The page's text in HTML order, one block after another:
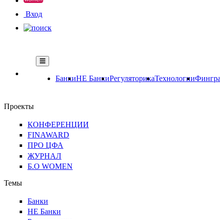
Вход
БанкиНЕ БанкиРегуляторикаТехнологии
Проекты
КОНФЕРЕНЦИИ
FINAWARD
ПРО ЦФА
ЖУРНАЛ
Б.О WOMEN
Темы
Банки
НЕ Банки